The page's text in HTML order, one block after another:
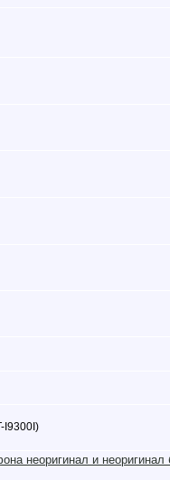
I9300I)
неоригинал и неоригинал